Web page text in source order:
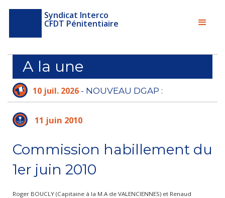
Syndicat Interco
CFDT Pénitentiaire
A la une
10 juil. 2026 - NOUVEAU DGAP :
L'ADMINISTRATION PÉNITENTIAIRE N'A PLUS
LE TEMPS D'ATTENDRE
11 juin 2010
Commission habillement du
1er juin 2010
Roger BOUCLY (Capitaine à la M.A de VALENCIENNES) et Renaud